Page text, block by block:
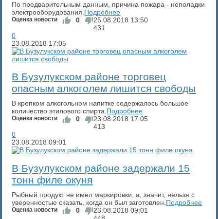
По предварительным данным, причина пожара - неполадки
электрооборудования. Подробнее
Оценка новости 0 25.08.2018 13:50
431
0
23.08.2018 17:05
В Бузулукском районе торговец
опасным алкоголем лишится свободы
В крепком алкогольном напитке содержалось большое
количество этилового спирта.Подробнее
Оценка новости 0 23.08.2018 17:05
413
0
23.08.2018 09:01
В Бузулукском районе задержали 15
тонн филе окуня
Рыбный продукт не имел маркировки, а, значит, нельзя с
уверенностью сказать, когда он был заготовлен. Подробнее
Оценка новости 0 23.08.2018 09:01